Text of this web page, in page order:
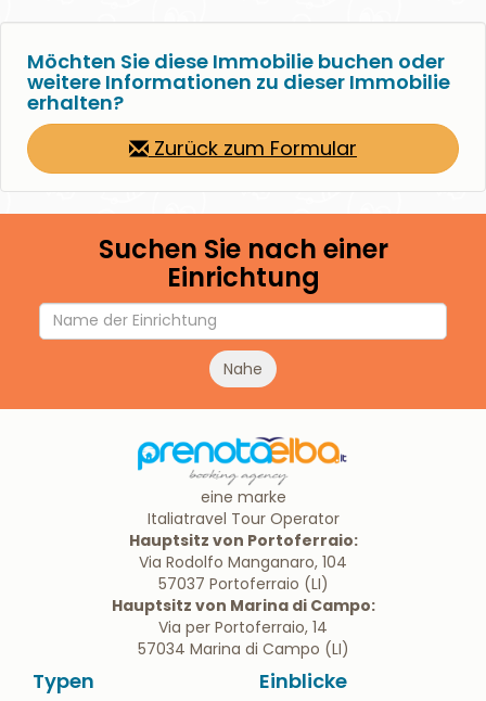
Möchten Sie diese Immobilie buchen oder
weitere Informationen zu dieser Immobilie
erhalten?
Zurück zum Formular
Suchen Sie nach einer
Einrichtung
Nahe
eine marke
Italiatravel Tour Operator
Hauptsitz von Portoferraio:
Via Rodolfo Manganaro, 104
57037 Portoferraio (LI)
Hauptsitz von Marina di Campo:
Via per Portoferraio, 14
57034 Marina di Campo (LI)
Typen Einblicke